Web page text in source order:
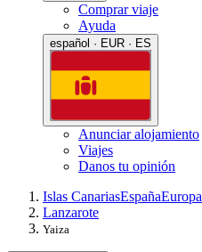
Comprar viaje
Ayuda
español · EUR · ES
Anunciar alojamiento
Viajes
Danos tu opinión
Islas CanariasEspañaEuropa
Lanzarote
Yaiza